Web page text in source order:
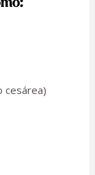
cesárea)